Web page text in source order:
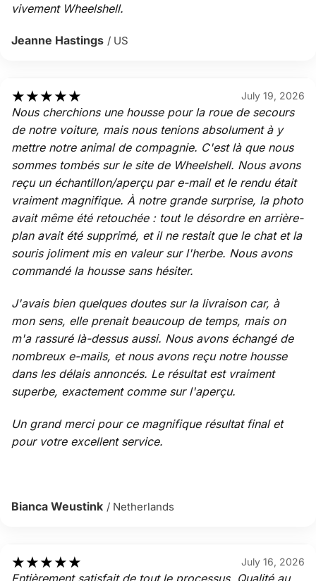
vivement Wheelshell.
Jeanne Hastings / US
★★★★★ July 19, 2026
Nous cherchions une housse pour la roue de secours
de notre voiture, mais nous tenions absolument à y
mettre notre animal de compagnie. C'est là que nous
sommes tombés sur le site de Wheelshell. Nous avons
reçu un échantillon/aperçu par e-mail et le rendu était
vraiment magnifique. À notre grande surprise, la photo
avait même été retouchée : tout le désordre en arrière-
plan avait été supprimé, et il ne restait que le chat et la
souris joliment mis en valeur sur l'herbe. Nous avons
commandé la housse sans hésiter.
J'avais bien quelques doutes sur la livraison car, à
mon sens, elle prenait beaucoup de temps, mais on
m'a rassuré là-dessus aussi. Nous avons échangé de
nombreux e-mails, et nous avons reçu notre housse
dans les délais annoncés. Le résultat est vraiment
superbe, exactement comme sur l'aperçu.
Un grand merci pour ce magnifique résultat final et
pour votre excellent service.
Bianca Weustink / Netherlands
★★★★★ July 16, 2026
Entièrement satisfait de tout le processus. Qualité au